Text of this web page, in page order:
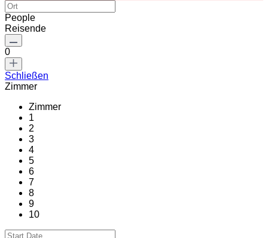
People
Reisende
0
Schließen
Zimmer
Zimmer
1
2
3
4
5
6
7
8
9
10